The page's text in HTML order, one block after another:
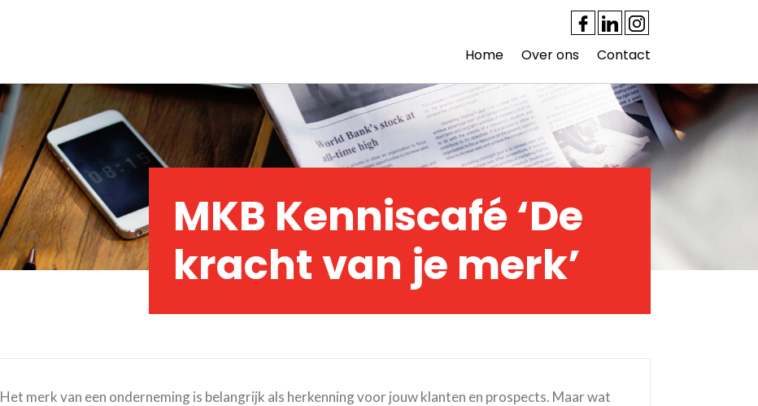
Home Over ons Contact
MKB Kenniscafé ‘De
kracht van je merk’
Het merk van een onderneming is belangrijk als herkenning voor jouw klanten en prospects. Maar wat